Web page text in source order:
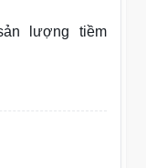
lượng tiềm